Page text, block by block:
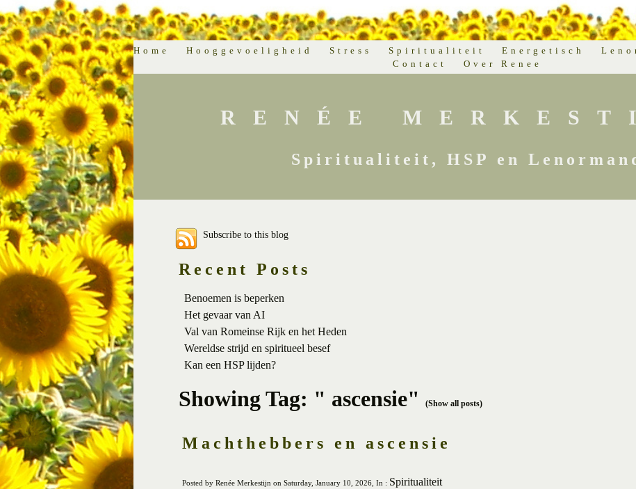
Home Hooggevoeligheid Stress Spiritualiteit Energetisch
Contact
Over Renee
RENÉE
Spiritualiteit, HSP en
Subscribe to this blog
Recent Posts
Benoemen is beperken
Het gevaar van AI
Val van Romeinse Rijk en het Heden
Wereldse strijd en spiritueel besef
Kan een HSP lijden?
Showing Tag: " ascensie" (Show all posts)
Machthebbers en ascensie
Posted by Renée Merkestijn on Saturday, January 10, 2026, In : Spiritualiteit